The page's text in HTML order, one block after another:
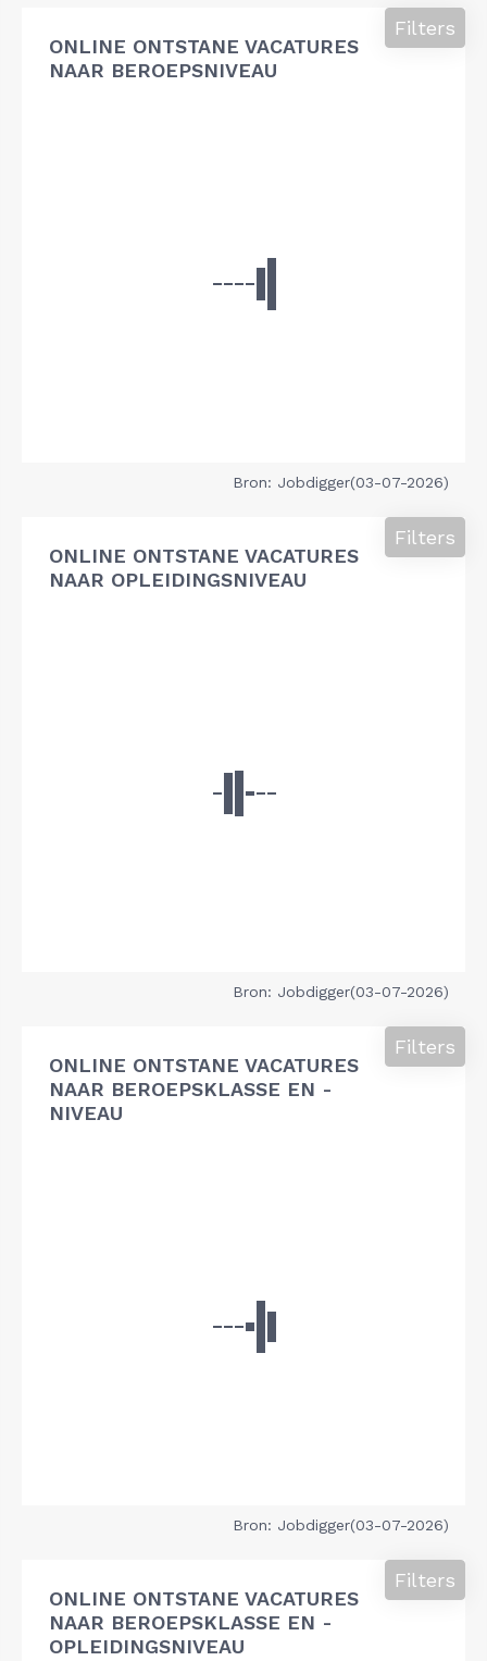
ONLINE ONTSTANE VACATURES
NAAR BEROEPSNIVEAU
Filters
Bron: Jobdigger(03-07-2026)
ONLINE ONTSTANE VACATURES
NAAR OPLEIDINGSNIVEAU
Filters
Bron: Jobdigger(03-07-2026)
ONLINE ONTSTANE VACATURES
NAAR BEROEPSKLASSE EN -
NIVEAU
Filters
Bron: Jobdigger(03-07-2026)
ONLINE ONTSTANE VACATURES
NAAR BEROEPSKLASSE EN -
OPLEIDINGSNIVEAU
Filters